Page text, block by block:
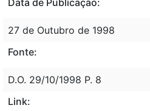
27 de Outubro de 1998
Fonte:
D.O. 29/10/1998 P. 8
Link: